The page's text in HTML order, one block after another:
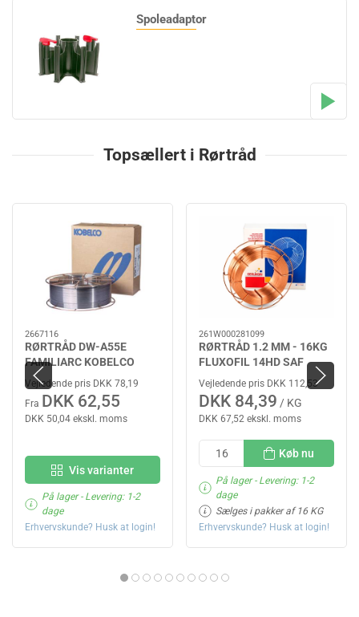
Spoleadaptor
Topsællert i Rørtråd
2667116
RØRTRÅD DW-A55E
FAMILIARC KOBELCO
Vejledende pris DKK 78,19
Fra DKK 62,55
DKK 50,04 ekskl. moms
Vis varianter
På lager- Levering: 1-2
dage
Erhvervskunde? Husk at login!
261W000281099
RØRTRÅD 1.2 MM - 16KG
FLUXOFIL 14HD SAF
Vejledende pris DKK 112,53
DKK 84,39 / KG
DKK 67,52 ekskl. moms
Køb nu
På lager- Levering: 1-2
dage
Sælges i pakker af 16 KG
Erhvervskunde? Husk at login!